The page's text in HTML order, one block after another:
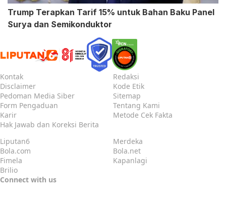
Trump Terapkan Tarif 15% untuk Bahan Baku Panel
Surya dan Semikonduktor
Kontak
Redaksi
Disclaimer
Kode Etik
Pedoman Media Siber
Sitemap
Form Pengaduan
Tentang Kami
Karir
Metode Cek Fakta
Hak Jawab dan Koreksi Berita
Liputan6
Merdeka
Bola.com
Bola.net
Fimela
Kapanlagi
Brilio
Connect with us